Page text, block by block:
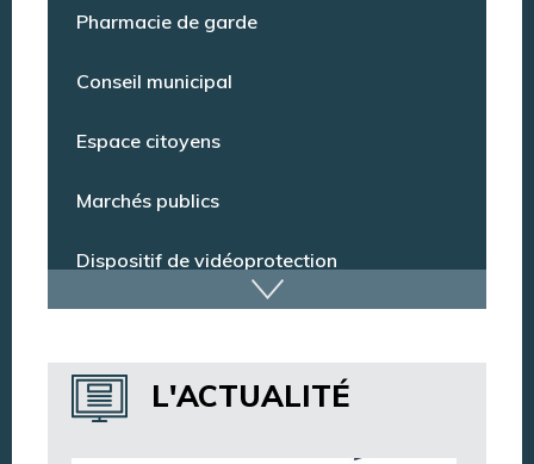
Dispositif de vidéoprotection
Annuaire des services
Annuaire des associations
L'ACTUALITÉ